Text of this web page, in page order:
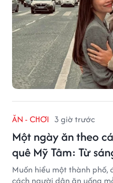
ĂN - CHƠI 3 giờ trước
Một ngày ăn theo
quê Mỹ Tâm: Từ
Muốn hiểu một thành phố,